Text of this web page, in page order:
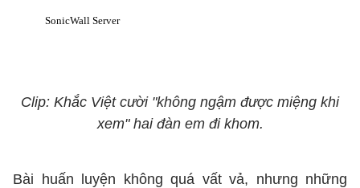
Clip: Khắc Việt cười "không ngậm được miệng khi
xem" hai đàn em đi khom.
Bài huấn luyện không quá vất vả, nhưng những